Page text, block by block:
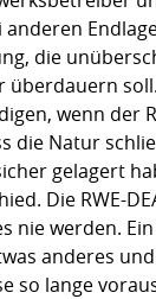
die
überdauern
wenn der
die Natur
gelagert
Die RWE-
nie werden.
anderes
so lange